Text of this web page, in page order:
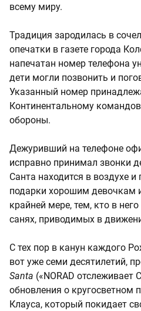
всему миру.
Традиция зародилась в
опечатки в газете города
напечатан номер телефона
дети могли позвонить и
Указанный номер
Континентальному
обороны.
Дежуривший на телефоне
исправно принимал звонки
Санта находится в воздухе
подарки хорошим девочкам
крайней мере, тем, кто в
санях, приводимых в
С тех пор в канун каждого
вот уже семи десятилетий,
Santa («NORAD отслеживает
обновления о кругосветном
Клауса, который покидает